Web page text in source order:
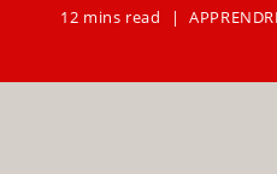
12 mins read